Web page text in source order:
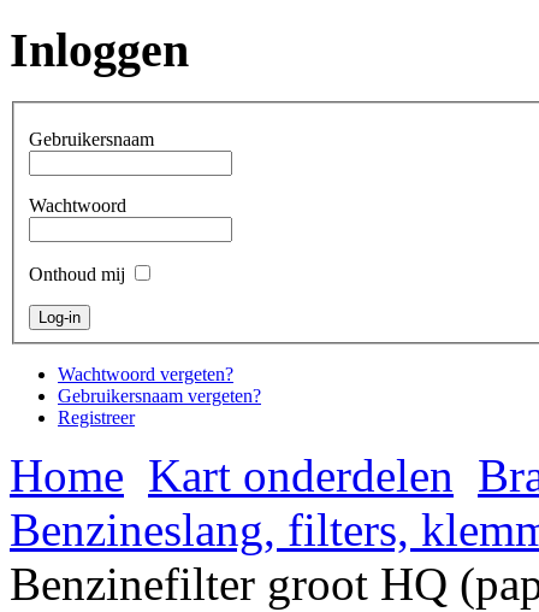
Inloggen
Gebruikersnaam
Wachtwoord
Onthoud mij
Wachtwoord vergeten?
Gebruikersnaam vergeten?
Registreer
Home Kart onderdelen
Benzineslang, filters,
Benzinefilter groot HQ